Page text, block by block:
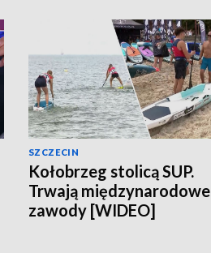
SZCZECIN
Kołobrzeg stolicą SUP.
Trwają międzynarodowe
zawody [WIDEO]